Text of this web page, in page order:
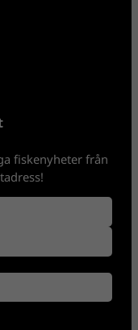
fiskenyheter från